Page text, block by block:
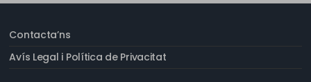
Contacta’ns
Avís Legal i Política de Privacitat